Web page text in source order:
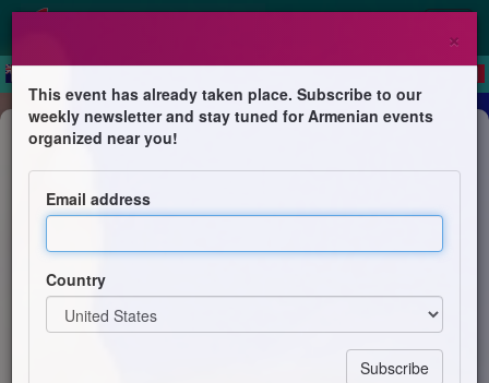
Concert
Anaïd.B & le Ballet Arménien de
Cannes
×
This event has already taken place. Subscribe to our
weekly newsletter and stay tuned for Armenian events
organized near you!
Email address
Country